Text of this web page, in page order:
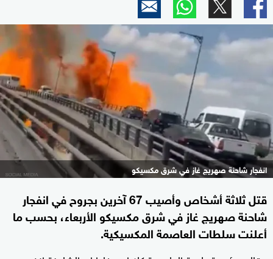
انفجار شاحنة صهريج غاز في شرق مكسيكو
قتل ثلاثة أشخاص وأصيب 67 آخرين بجروح في انفجار
شاحنة صهريج غاز في شرق مكسيكو الأربعاء، بحسب ما
أعلنت سلطات العاصمة المكسيكية.